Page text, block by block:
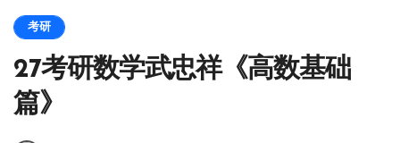
考研
27考研数学武忠祥《高数基础
篇》